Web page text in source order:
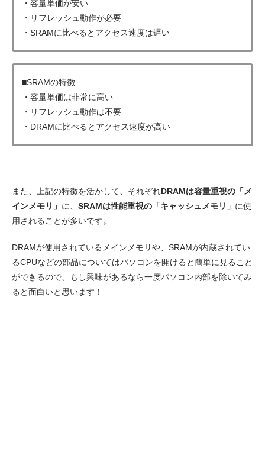
・容量単価が安い
・リフレッシュ動作が必要
・SRAMに比べるとアクセス速度は遅い
■SRAMの特徴
・容量単価は非常に高い
・リフレッシュ動作は不要
・DRAMに比べるとアクセス速度が高い
また、上記の特徴を活かして、それぞれDRAMは容量重視の「メ
インメモリ」 に、 SRAMは性能重視の「キャッシュメモリ」 に使
用されることが多いです。
DRAMが使用されているメインメモリや、SRAMが内蔵されてい
るCPUなどの部品についてはパソコンを開けると簡単に見ること
ができるので、もし興味があるなら一度パソコン内部を除いてみ
ると面白いと思います！